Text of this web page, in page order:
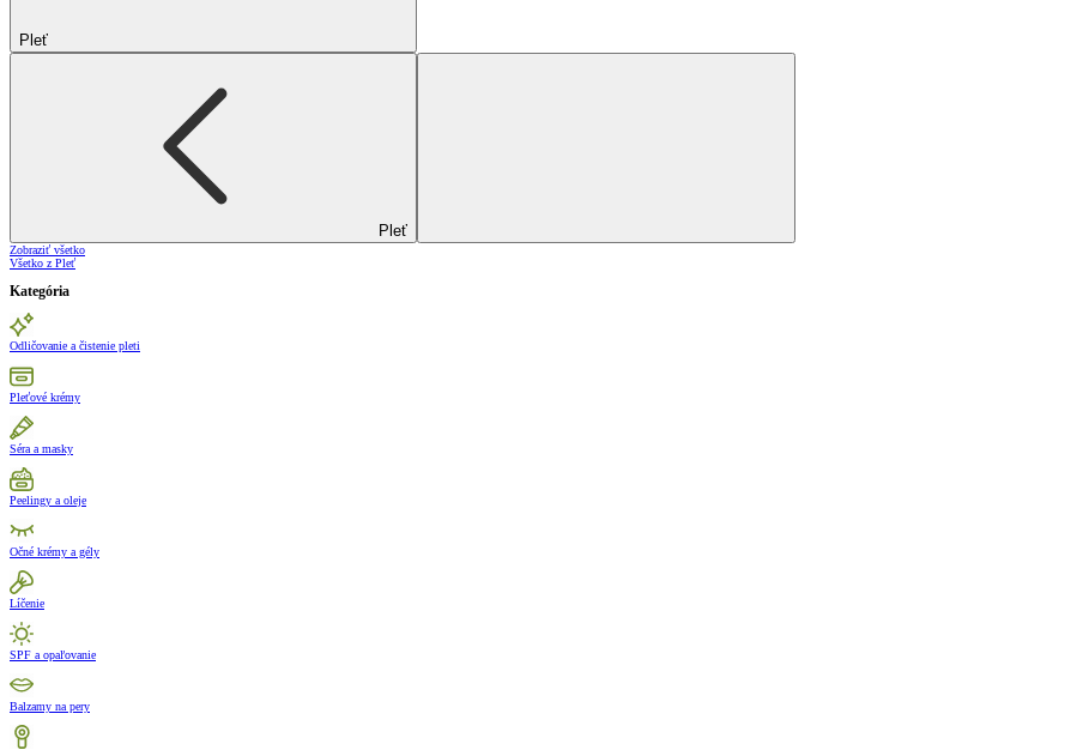
Pleť
Pleť
Zobraziť všetko
Všetko z Pleť
Kategória
Odličovanie a čistenie pleti
Pleťové krémy
Séra a masky
Peelingy a oleje
Očné krémy a gély
Líčenie
SPF a opaľovanie
Balzamy na pery